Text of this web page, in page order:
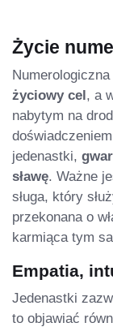
Życie
życiowy cel, a
nabytym na
jedenastki,
sławę. Ważne
sługa, który
przekonana o
karmiąca tym
Empatia,
Jedenastki
to objawiać